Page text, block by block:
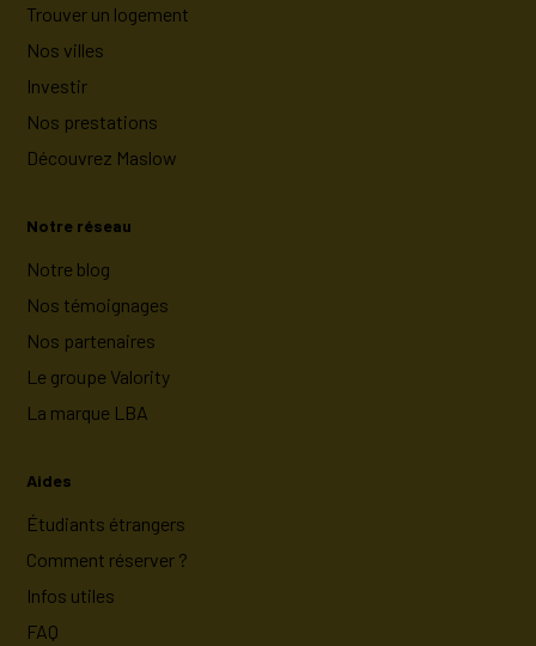
Trouver un logement
Nos villes
Investir
Nos prestations
Découvrez Maslow
Notre réseau
Notre blog
Nos témoignages
Nos partenaires
Le groupe Valority
La marque LBA
Aides
Étudiants étrangers
Comment réserver ?
Infos utiles
FAQ